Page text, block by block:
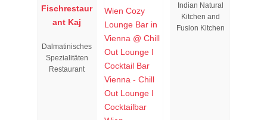
Fischrestaur
ant Kaj
Dalmatinisches
Spezialitäten
Restaurant
Indian Natural
Kitchen and
Fusion Kitchen